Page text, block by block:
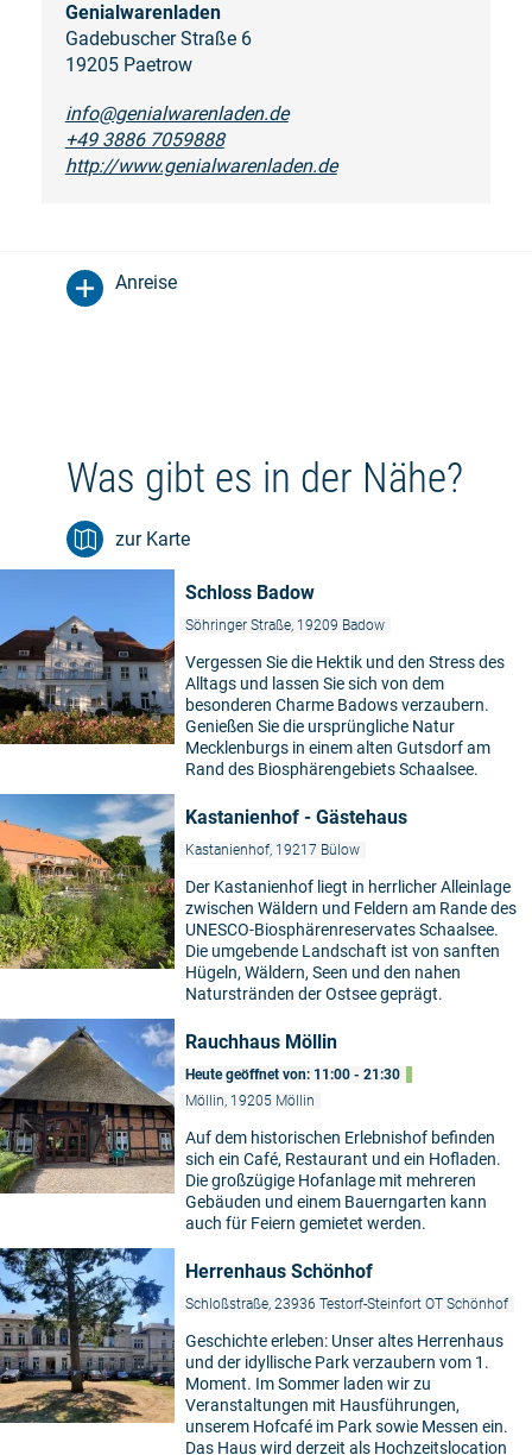
Genialwarenladen
Gadebuscher Straße 6
19205 Paetrow
info@genialwarenladen.de
+49 3886 7059888
http://www.genialwarenladen.de
Anreise
Was gibt es in der Nähe?
zur Karte
Schloss Badow
Söhringer Straße, 19209 Badow
Vergessen Sie die Hektik und den Stress des
Alltags und lassen Sie sich von dem
besonderen Charme Badows verzaubern.
Genießen Sie die ursprüngliche Natur
Mecklenburgs in einem alten Gutsdorf am
Rand des Biosphärengebiets Schaalsee.
Kastanienhof - Gästehaus
Kastanienhof, 19217 Bülow
Der Kastanienhof liegt in herrlicher Alleinlage
zwischen Wäldern und Feldern am Rande des
UNESCO-Biosphärenreservates Schaalsee.
Die umgebende Landschaft ist von sanften
Hügeln, Wäldern, Seen und den nahen
Naturstränden der Ostsee geprägt.
Rauchhaus Möllin
Heute geöffnet von: 11:00 - 21:30
Möllin, 19205 Möllin
Auf dem historischen Erlebnishof befinden
sich ein Café, Restaurant und ein Hofladen.
Die großzügige Hofanlage mit mehreren
Gebäuden und einem Bauerngarten kann
auch für Feiern gemietet werden.
Herrenhaus Schönhof
Schloßstraße, 23936 Testorf-Steinfort OT Schönhof
Geschichte erleben: Unser altes Herrenhaus
und der idyllische Park verzaubern vom 1.
Moment. Im Sommer laden wir zu
Veranstaltungen mit Hausführungen,
unserem Hofcafé im Park sowie Messen ein.
Das Haus wird derzeit als Hochzeitslocation